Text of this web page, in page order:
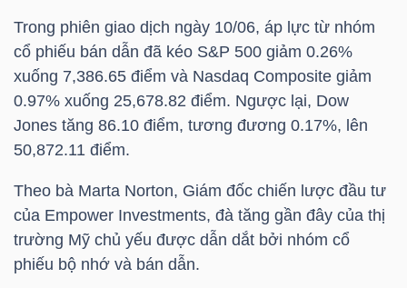
Trong phiên giao dịch ngày 10/06, áp lực từ nhóm
cổ phiếu bán dẫn đã kéo S&P 500 giảm 0.26%
xuống 7,386.65 điểm và Nasdaq Composite giảm
0.97% xuống 25,678.82 điểm. Ngược lại, Dow
Jones tăng 86.10 điểm, tương đương 0.17%, lên
50,872.11 điểm.
Theo bà Marta Norton, Giám đốc chiến lược đầu tư
của Empower Investments, đà tăng gần đây của thị
trường Mỹ chủ yếu được dẫn dắt bởi nhóm cổ
phiếu bộ nhớ và bán dẫn.
CÔNG
NGHIỆP
TIÊU
DÙNG
KHÔNG
THIẾT